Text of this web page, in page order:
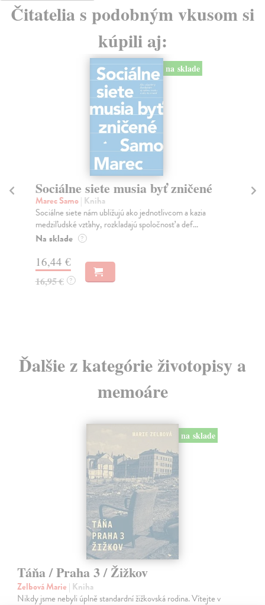
Čitatelia s podobným vkusom si
kúpili aj:
na sklade
Sociálne siete musia byť zničené
Marec Samo| Kniha
Sociálne siete nám ubližujú ako jednotlivcom a kazia
medziľudské vzťahy, rozkladajú spoločnosť a def...
Na sklade ?
16,44 €
16,95 € ?
Ďalšie z kategórie životopisy a
memoáre
na sklade
Táňa / Praha 3 / Žižkov
Zelbová Marie | Kniha
Nikdy jsme nebyli úplně standardní žižkovská rodina. Vítejte v